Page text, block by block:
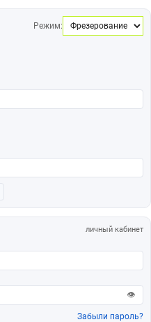
Режим:
личный кабинет
👁
Забыли пароль?